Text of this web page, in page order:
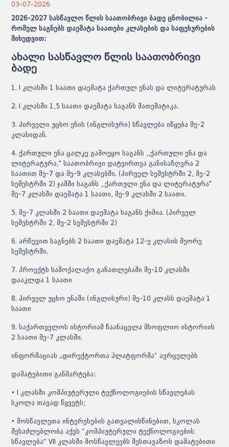
03-07-2026
2026-2027 სასწავლო წლის საათობრივი ბადე ცნობილია -
რომელ საგნებს დაემატა საათები კლასების და საფეხურების
მიხედვით:
ახალი სასწავლო წლის საათობრივი
ბადე
1. I კლასში 1 საათი დაემატა ქართულ ენას და ლიტერატურას
2. I კლასში 1,5 საათი დაემატა საგანს მათემატიკა.
3. პირველი უცხო ენის (ინგლისური) სწავლება იწყება მე-2
კლასიდან.
4. ქართული ენა ცალკე გამოეყო საგანს ,,ქართული ენა და
ლიტერატურა," საათობრივი დატვირთვა განისაზღვრა 2
საათით მე-7 და მე-9 კლასებში. (პირველ სემესტრში 2, მე-2
სემესტრში 2) ჯამში საგანს ,,ქართული ენა და ლიტერატურა"
მე-7 კლასში დაემატა 1 საათი, მე-9 კლასში 2 საათი.
5. მე-7 კლასში 2 საათი დაემატა საგანს ქიმია. (პირველ
სემესტრში 2, მე-2 სემესტრში 2)
6. არჩევით საგნებს 2 საათი დაემატა 12-ე კლასის მეორე
სემესტრში.
7. პროექტს სამოქალაქო განათლებაში მე-10 კლასში
დააკლდა 1 საათი
8. პირველ უცხო ენაში (ინგლისური) მე-10 კლასს დაემატა 1
საათი
9. საქართველოს ისტორიამ ჩაანაცვლა მსოფლიო ისტორიის
2 საათი მე-7 კლასში.
ინფორმაციას „დირექტორთა პლატფორმა“ ავრცელებს
დამატებითი განმარტება:
• I კლასში კომპიუტერული ტექნოლოგიების სწავლებას
სკოლა თავად წყვეტს;
• მოსწავლეთა ინტერესების გათვალისწინებით, სკოლას
შესაძლებლობა აქვს “კომპიუტერული ტექნოლოგიების
სწავლება“ VII კლასში მოსწავლეებს შესთავაზოს დამატებითი